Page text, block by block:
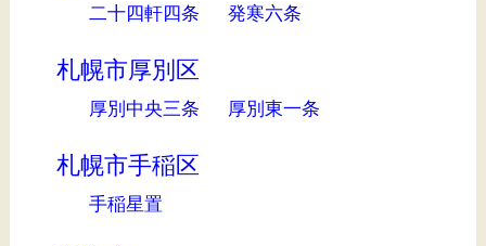
二十四軒四条 発寒六条
札幌市厚別区
厚別中央三条 厚別東一条
札幌市手稲区
手稲星置